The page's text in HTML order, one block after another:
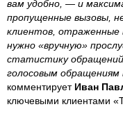
вам удобно, — и
пропущенные вызовы,
клиентов, отраженные
нужно «вручную»
статистику
голосовым обращениям
комментирует Иван
ключевыми клиентами